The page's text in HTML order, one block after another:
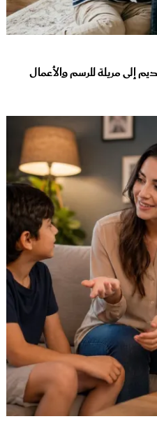
إلى مريلة للرسم والأعمال